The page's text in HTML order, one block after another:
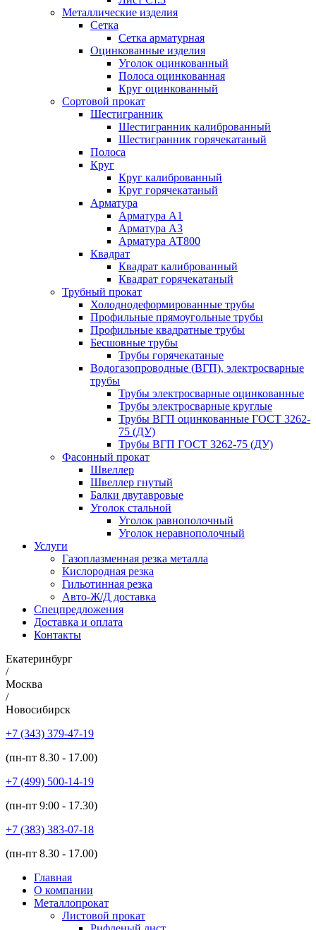
Металлические изделия
Сетка
Сетка арматурная
Оцинкованные изделия
Уголок оцинкованный
Полоса оцинкованная
Круг оцинкованный
Сортовой прокат
Шестигранник
Шестигранник калиброванный
Шестигранник горячекатаный
Полоса
Круг
Круг калиброванный
Круг горячекатаный
Арматура
Арматура А1
Арматура А3
Арматура АТ800
Квадрат
Квадрат калиброванный
Квадрат горячекатаный
Трубный прокат
Холоднодеформированные трубы
Профильные прямоугольные трубы
Профильные квадратные трубы
Бесшовные трубы
Трубы горячекатаные
Водогазопроводные (ВГП), электросварные
трубы
Трубы электросварные оцинкованные
Трубы электросварные круглые
Трубы ВГП оцинкованные ГОСТ 3262-
75 (ДУ)
Трубы ВГП ГОСТ 3262-75 (ДУ)
Фасонный прокат
Швеллер
Швеллер гнутый
Балки двутавровые
Уголок стальной
Уголок равнополочный
Уголок неравнополочный
Услуги
Газоплазменная резка металла
Кислородная резка
Гильотинная резка
Авто-Ж/Д доставка
Спецпредложения
Доставка и оплата
Контакты
Екатеринбург
/
Москва
/
Новосибирск
+7 (343) 379-47-19
(пн-пт 8.30 - 17.00)
+7 (499) 500-14-19
(пн-пт 9:00 - 17.30)
+7 (383) 383-07-18
(пн-пт 8.30 - 17.00)
Главная
О компании
Металлопрокат
Листовой прокат